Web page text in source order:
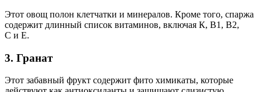
Этот овощ полон клетчатки и минералов. Кроме того, спаржа
содержит длинный список витаминов, включая К, В1, В2,
С и Е.
3. Гранат
Этот забавный фрукт содержит фито химикаты, которые